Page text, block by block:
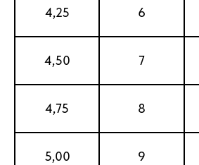
4,25 6
4,50 7
4,75 8
5,00 9